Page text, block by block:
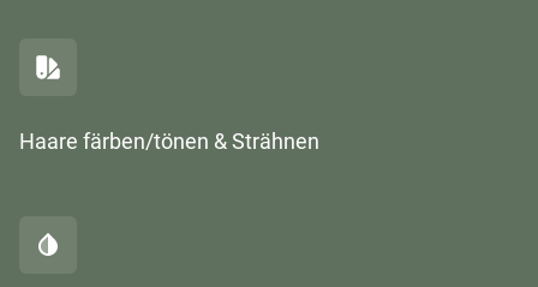
Haare färben/tönen & Strähnen